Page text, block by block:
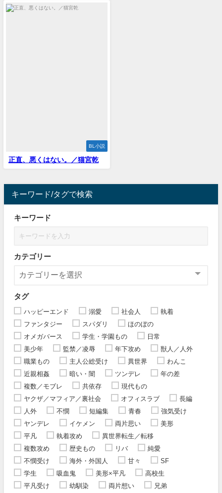
BL小説
正直、悪くはない。／猫宮乾
キーワード/タグで検索
キーワード
カテゴリー
タグ
ハッピーエンド 溺愛 社会人
執着
ファンタジー
スパダリ
ほのぼの
オメガバース
学生・学園もの
日常
美少年
監禁／凌辱 年下攻め
獣人／人外
職業もの
主人公総受け 異世界
わんこ
近親相姦
暗い・闇 ツンデレ
年の差
複数／モブレ
共依存
現代もの
ヤクザ／マフィア／裏社会
オフィスラブ
長編
人外
不憫 短編集 青春
強気受け
ヤンデレ
イケメン 両片思い
美形
平凡
執着攻め
異世界転生／転移
複数攻め
歴史もの リバ
純愛
不憫受け
海外・外国人 甘々
SF
学生
吸血鬼 美形×平凡
高校生
平凡受け
幼馴染 両片想い
兄弟